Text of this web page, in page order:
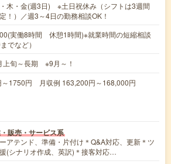
木・金(週3日) ※土日祝休み（シフトは3週間
！）／週3～4日の勤務相談OK！
実働8時間 休憩1時間)※就業時間の短縮相談
でなど）
上旬～長期 ※9月～！
～1750円 月収例 163,200円～168,000円
販売・サービス系
アテンド、準備・片付け＊Q&A対応、更新＊ツ
(シナリオ作成、英訳)＊接客対応…